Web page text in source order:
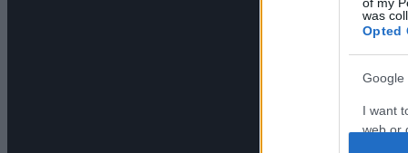
was
Opted
Google
I want
web or